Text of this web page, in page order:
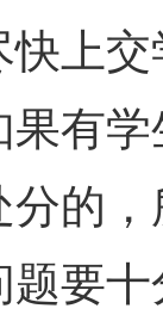
快上
有
分的
要